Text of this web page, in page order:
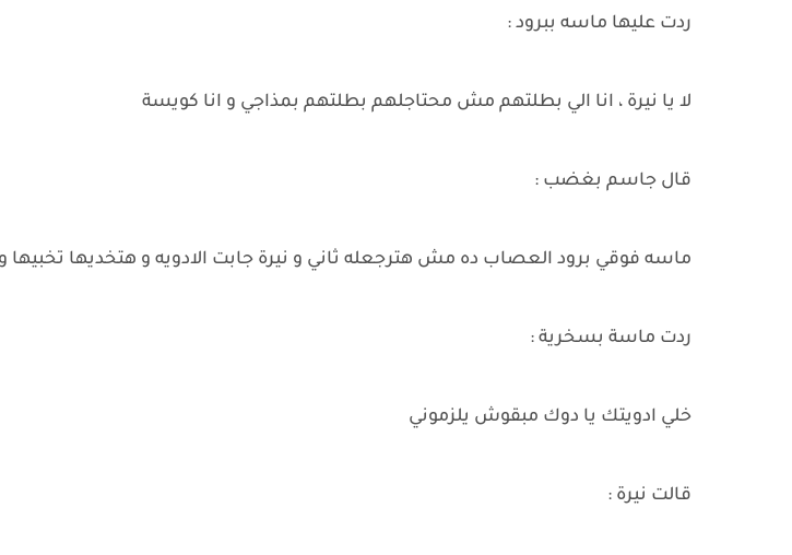
ردت عليها ماسه ببرود :
لا يا نيرة ، انا الي بطلتهم مش محتاجلهم بطلتهم بمذاجي و انا كويسة
قال جاسم بغضب :
ماسه فوقي برود العصاب ده مش هترجعله ثاني و نيرة جابت الادويه و هتخديها تخبيها
ردت ماسة بسخرية :
خلي ادويتك يا دوك مبقوش يلزموني
قالت نيرة :